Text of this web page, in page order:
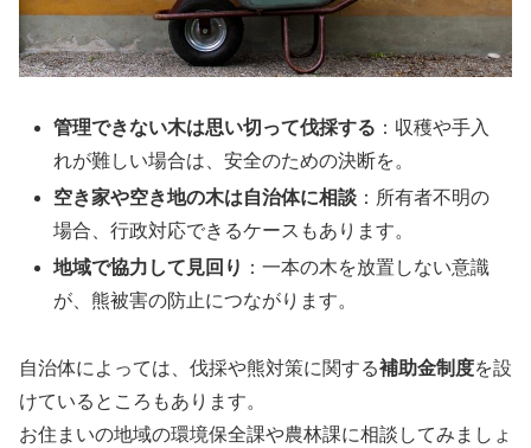
管理できない木は思い切って伐採する ：収穫や手入
れが難しい場合は、安全のための決断を。
空き家や空き地の木は自治体に相談 ：所有者不明の
場合、行政対応できるケースもあります。
地域で協力して見回り ：一本の木を放置しない意識
が、熊被害の防止につながります。
自治体によっては、伐採や熊対策に関する補助金制度を設
けているところもあります。
お住まいの地域の環境保全課や農林課に相談してみましょ